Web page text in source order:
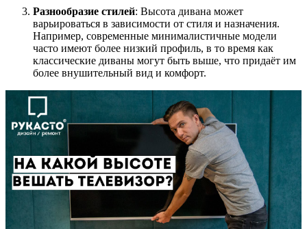
Разнообразие стилей: Высота дивана может
варьироваться в зависимости от стиля и назначения.
Например, современные минималистичные модели
часто имеют более низкий профиль, в то время как
классические диваны могут быть выше, что придаёт им
более внушительный вид и комфорт.